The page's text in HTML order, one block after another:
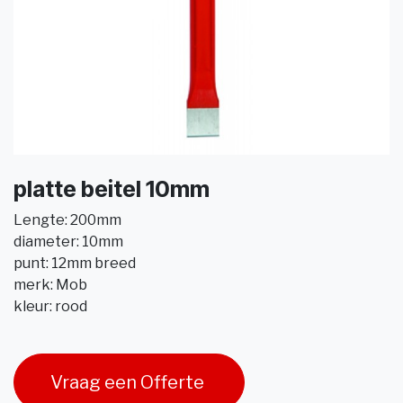
platte beitel 10mm
Lengte: 200mm
diameter: 10mm
punt: 12mm breed
merk: Mob
kleur: rood
Vraag een Offerte